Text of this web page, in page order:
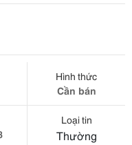
Hình thức
Cần bán
Loại tin
Thường